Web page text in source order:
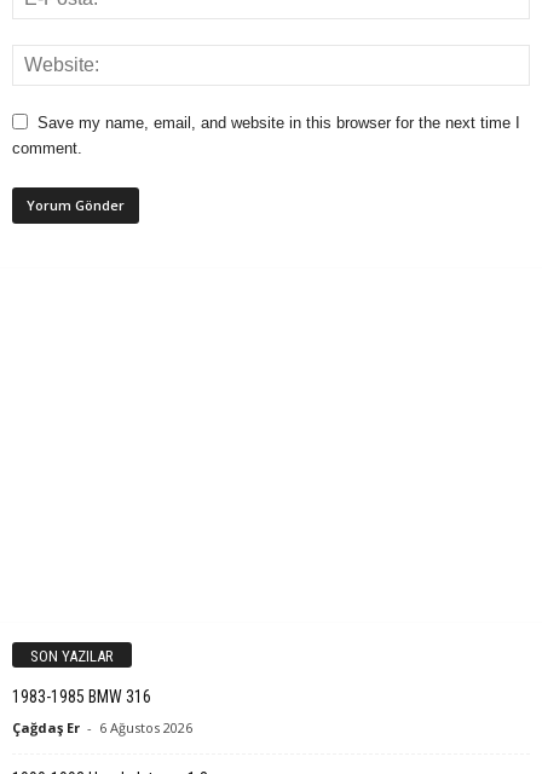
Save my name, email, and website in this browser for the next time I
comment.
SON YAZILAR
1983-1985 BMW 316
Çağdaş Er - 6 Ağustos 2026